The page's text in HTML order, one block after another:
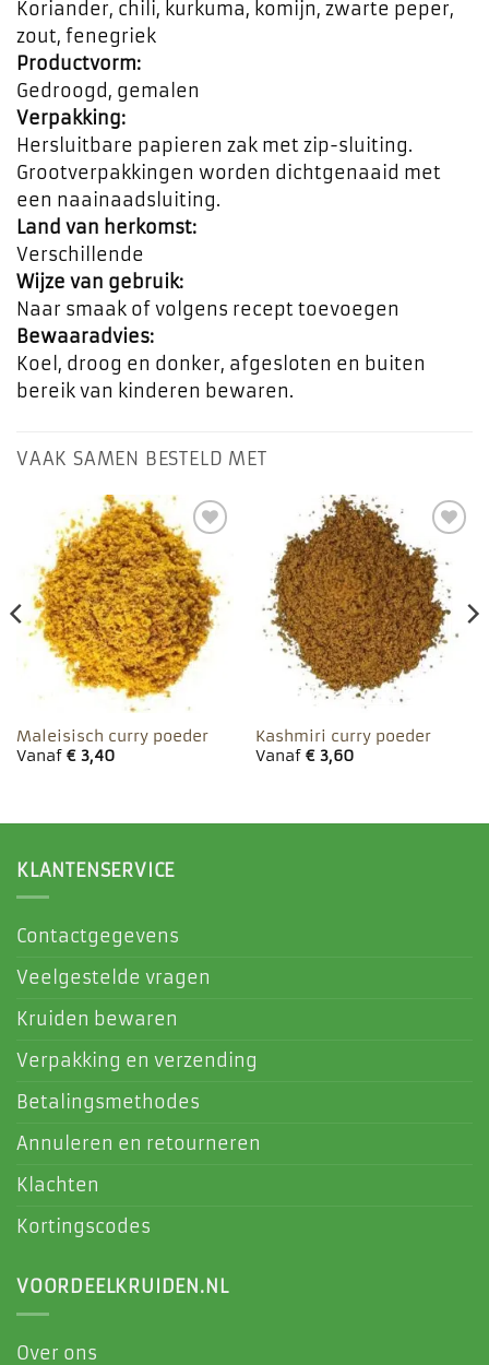
Koriander, chili, kurkuma, komijn, zwarte peper,
zout, fenegriek
Productvorm:
Gedroogd, gemalen
Verpakking:
Hersluitbare papieren zak met zip-sluiting.
Grootverpakkingen worden dichtgenaaid met
een naainaadsluiting.
Land van herkomst:
Verschillende
Wijze van gebruik:
Naar smaak of volgens recept toevoegen
Bewaaradvies:
Koel, droog en donker, afgesloten en buiten
bereik van kinderen bewaren.
VAAK SAMEN BESTELD MET
Toevoegen
aan
favorieten
Maleisisch curry poeder
Vanaf €3,40
Toevoegen
aan
favorieten
Kashmiri curry poeder
Vanaf €3,60
KLANTENSERVICE
Contactgegevens
Veelgestelde vragen
Kruiden bewaren
Verpakking en verzending
Betalingsmethodes
Annuleren en retourneren
Klachten
Kortingscodes
VOORDEELKRUIDEN.NL
Over ons